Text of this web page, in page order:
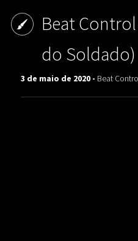
Beat
do Soldado)
3 de maio de 2020 - Beat